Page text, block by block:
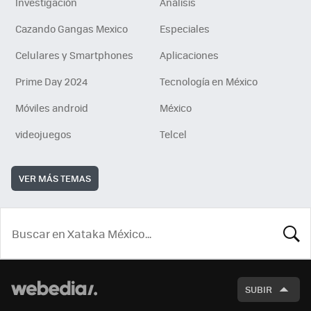
Cazando Gangas Mexico
Especiales
Celulares y Smartphones
Aplicaciones
Prime Day 2024
Tecnología en México
Móviles android
México
videojuegos
Telcel
VER MÁS TEMAS
SUBIR